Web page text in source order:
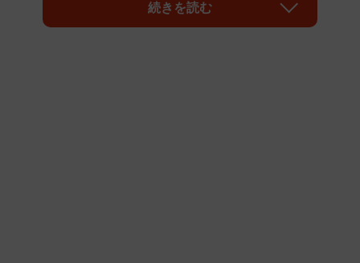
野良だった愛猫、クロくんの保護を機に、野良猫の
続きを読む